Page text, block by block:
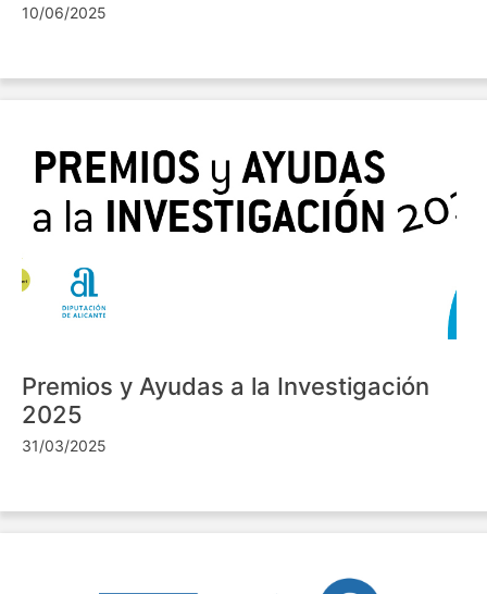
10/06/2025
Premios y Ayudas a la Investigación
2025
31/03/2025